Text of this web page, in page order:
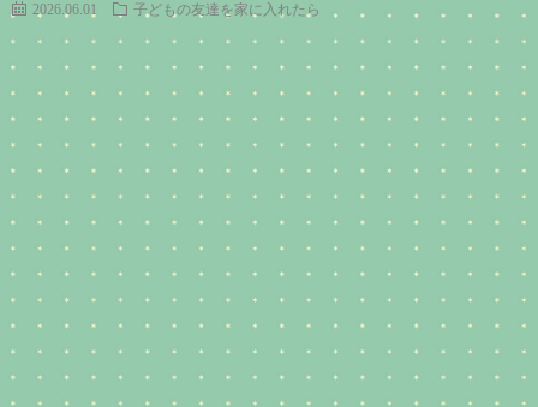
2026.06.01 子どもの友達を家に入れたら